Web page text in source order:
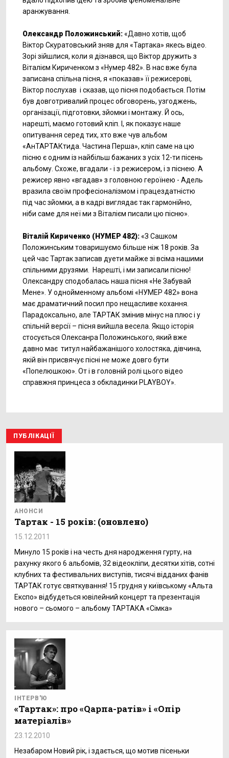
аранжування.
Олександр Положинський:«Давно хотів, щоб
Віктор Скуратовський зняв для «Тартака» якесь відео.
Зорі зійшлися, коли я дізнався, що Віктор дружить з
Віталієм Кириченком з «Нумер 482». В нас вже була
записана спільна пісня, я «показав» її режисерові,
Віктор послухав і сказав, що пісня подобається. Потім
був довготривалий процес обговорень, узгоджень,
організації, підготовки, зйомки і монтажу. Й ось,
нарешті, маємо готовий кліп. І, як показує наше
опитування серед тих, хто вже чув альбом
«АнТАРТАКтида. Частина Перша», кліп саме на цю
пісню є одним із найбільш бажаних з усіх 12-ти пісень
альбому. Схоже, вгадали - і з режисером, і з піснею. А
режисер явно «вгадав» з головною героїнею - Адель
вразила своїм професіоналізмом і працездатністю
під час зйомки, а в кадрі виглядає так гармонійно,
ніби саме для неї ми з Віталієм писали цю пісню».
Віталій Кириченко (НУМЕР 482):«З Сашком
Положинським товаришуємо більше ніж 18 років. За
цей час Тартак записав дуети майже зі всіма нашими
спільними друзями. Нарешті, і ми записали пісню!
Олександру сподобалась наша пісня «Не Забувай
Мене». У однойменному альбомі «НУМЕР 482» вона
має драматичний посил про нещасливе кохання.
Парадоксально, але ТАРТАК змінив мінус на плюс і у
спільній версії – пісня вийшла весела. Якщо історія
стосується Олексанра Положинського, який вже
давно має титул найбажанішого холостяка, дівчина,
якій він присвячує пісні не може довго бути
«Попелюшкою». От і в головній ролі цього відео
справжня принцеса з обкладинки PLAYBOY».
ПУБЛІКАЦІЇ
АНОНСИ
Тартак - 15 років: (оновлено)
15.12.2011
Минуло 15 років і на честь дня народження гурту, на
рахунку якого 6 альбомів, 32 відеокліпи, десятки хітів, сотні
клубних та фестивальних виступів, тисячі відданих фанів
ТАРТАК готує святкування! 15 грудня у київському «Альта
Експо» відбудеться ювілейний концерт та презентація
нового – сьомого – альбому ТАРТАКА «Сімка»
ІНТЕРВ'Ю
«Тартак»: про «Qарпа-ратів» і «Опір
матеріалів»
23.12.2010
Незабаром Новий рік, і здається, що мотив пісеньки